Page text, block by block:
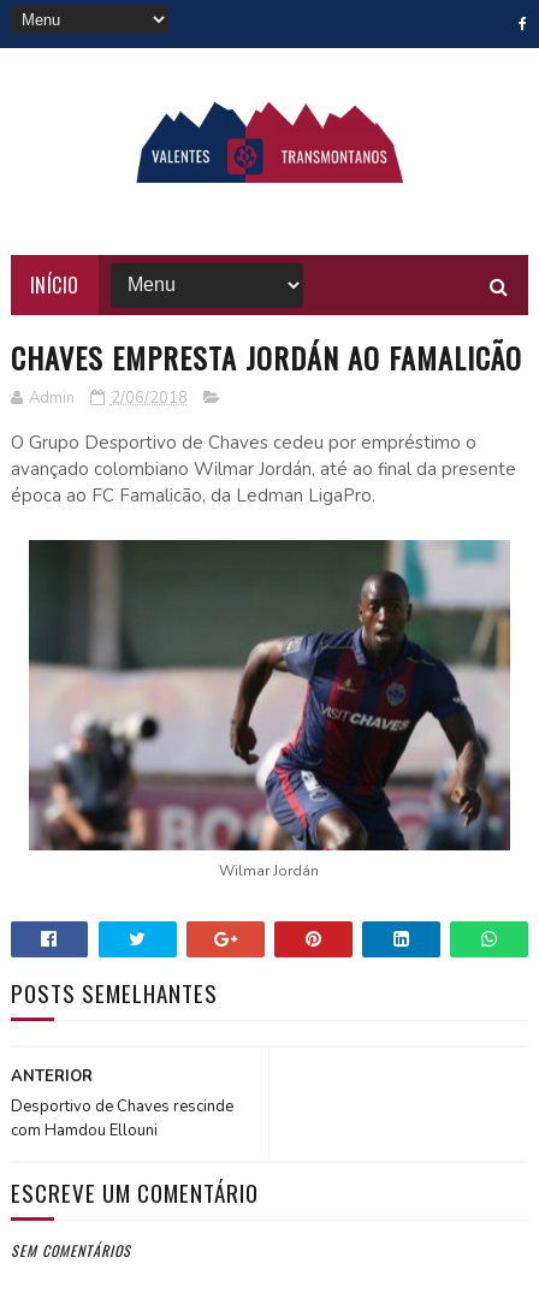
INÍCIO
CHAVES EMPRESTA JORDÁN AO FAMALICÃO
Admin 2/06/2018
O Grupo Desportivo de Chaves cedeu por empréstimo o
avançado colombiano Wilmar Jordán, até ao final da presente
época ao FC Famalicão, da Ledman LigaPro.
Wilmar Jordán
POSTS SEMELHANTES
ANTERIOR
Desportivo de Chaves rescinde
com Hamdou Ellouni
ESCREVE UM COMENTÁRIO
SEM COMENTÁRIOS